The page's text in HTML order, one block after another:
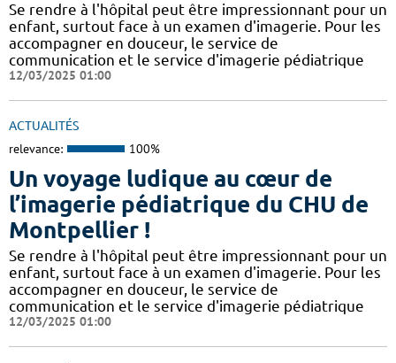
​​​Se rendre à l'hôpital peut être impressionnant pour un
enfant, surtout face à un examen d'imagerie. Pour les
accompagner en douceur, le service de
communication et le service d'imagerie pédiatrique
12/03/2025 01:00
ACTUALITÉS
relevance: 100%
Un voyage ludique au cœur de
l’imagerie pédiatrique du CHU de
Montpellier !
​​​Se rendre à l'hôpital peut être impressionnant pour un
enfant, surtout face à un examen d'imagerie. Pour les
accompagner en douceur, le service de
communication et le service d'imagerie pédiatrique
12/03/2025 01:00